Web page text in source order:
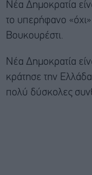
Νέα Δημοκρατία
το υπερήφανο
Βουκουρέστι.
Νέα Δημοκρατία
κράτησε την
πολύ δύσκολες